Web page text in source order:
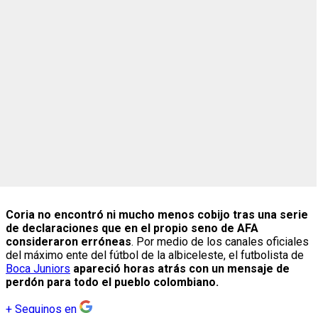
Coria no encontró ni mucho menos cobijo tras una serie
de declaraciones que en el propio seno de AFA
consideraron erróneas. Por medio de los canales oficiales
del máximo ente del fútbol de la albiceleste, el futbolista de
Boca Juniors apareció horas atrás con un mensaje de
perdón para todo el pueblo colombiano.
+ Seguinos en